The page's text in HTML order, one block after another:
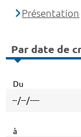
Présentation
Par date de
Du
à